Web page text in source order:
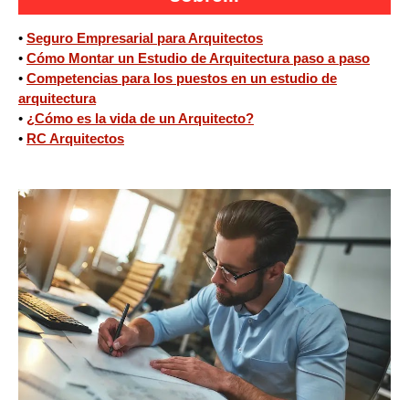
• Seguro Empresarial para Arquitectos
• Cómo Montar un Estudio de Arquitectura paso a paso
• Competencias para los puestos en un estudio de
arquitectura
• ¿Cómo es la vida de un Arquitecto?
• RC Arquitectos